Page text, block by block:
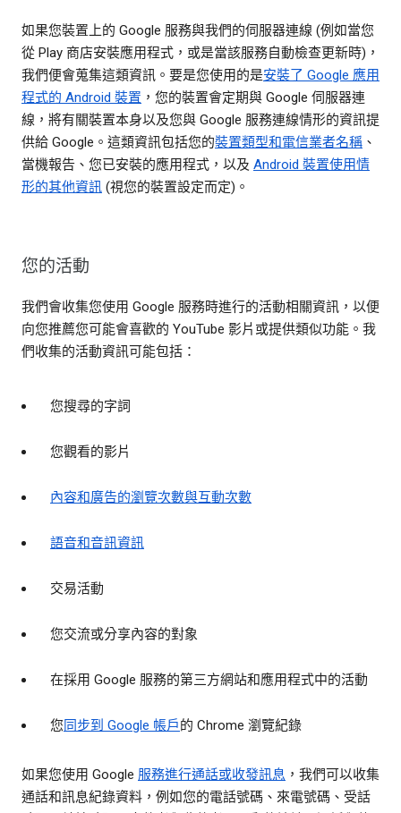
如果您裝置上的 Google 服務與我們的伺服器連線 (例如當您
從 Play 商店安裝應用程式，或是當該服務自動檢查更新時)，
我們便會蒐集這類資訊。要是您使用的是安裝了 Google 應用
程式的 Android 裝置 ，您的裝置會定期與 Google 伺服器連
線，將有關裝置本身以及您與 Google 服務連線情形的資訊提
供給 Google。這類資訊包括您的裝置類型和電信業者名稱 、
當機報告、您已安裝的應用程式，以及 Android 裝置使用情
形的其他資訊 (視您的裝置設定而定)。
您的活動
我們會收集您使用 Google 服務時進行的活動相關資訊，以便
向您推薦您可能會喜歡的 YouTube 影片或提供類似功能。我
們收集的活動資訊可能包括：
您搜尋的字詞
您觀看的影片
內容和廣告的瀏覽次數與互動次數
語音和音訊資訊
交易活動
您交流或分享內容的對象
在採用 Google 服務的第三方網站和應用程式中的活動
您同步到 Google 帳戶的 Chrome 瀏覽紀錄
如果您使用 Google 服務進行通話或收發訊息 ，我們可以收集
通話和訊息紀錄資料，例如您的電話號碼、來電號碼、受話